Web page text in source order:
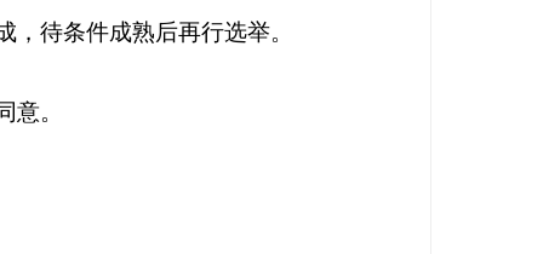
待条件成熟后再行选举。
意。